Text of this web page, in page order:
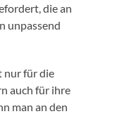
die an
unpassend
nur für die
auch für ihre
man an den